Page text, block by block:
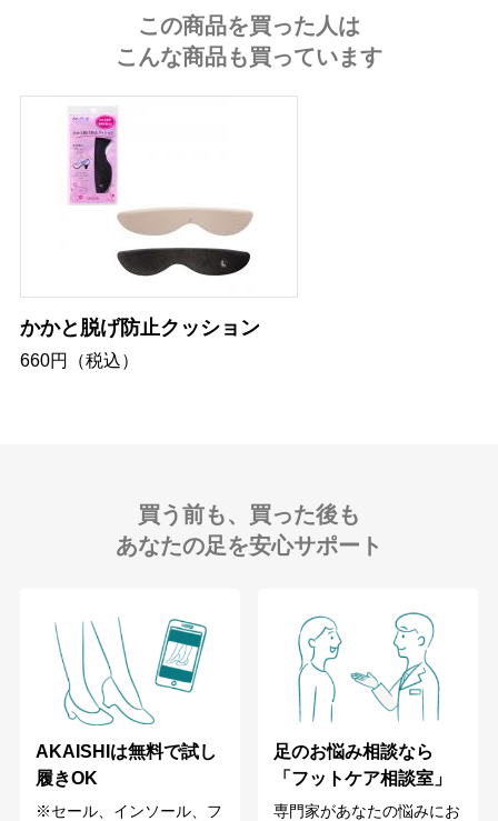
この商品を買った人は
こんな商品も買っています
かかと脱げ防止クッション
660円（税込）
買う前も、買った後も
あなたの足を安心サポート
AKAISHIは無料で試し
履きOK
※セール、インソール、フ
足のお悩み相談なら
「フットケア相談室」
専門家があなたの悩みにお